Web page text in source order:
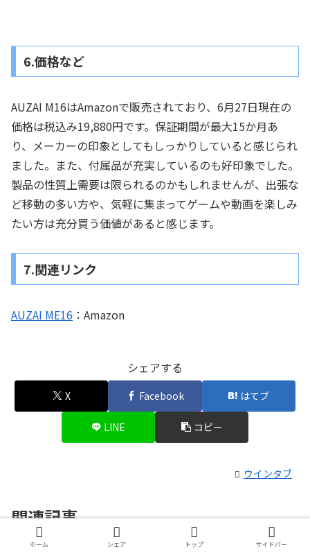
6.価格など
AUZAI M16はAmazonで販売されており、6月27日現在の
価格は税込み19,880円です。保証期間が最大15か月あ
り、メーカーの印象としてもしっかりしていると感じられ
ました。また、付属品が充実しているのも好印象でした。
製品の性質上需要は限られるのかもしれませんが、出張な
ど移動の多い方や、気軽に集まってゲームや動画を楽しみ
たい方は充分買う価値があると感じます。
7.関連リンク
AUZAI ME16 ：Amazon
シェアする
X Facebook はてブ
LINE コピー
ウインタブ
関連記事
ホーム シェア トップ サイドバー